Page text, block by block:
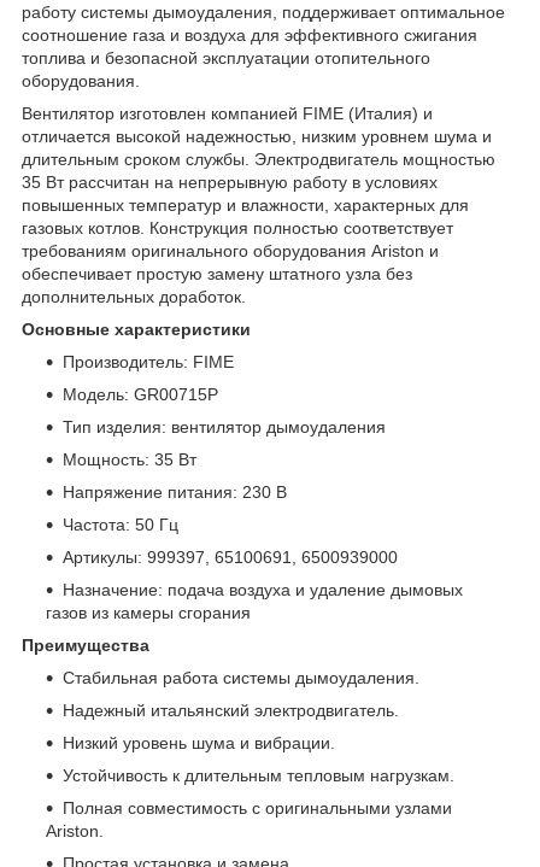
работу системы дымоудаления, поддерживает оптимальное
соотношение газа и воздуха для эффективного сжигания
топлива и безопасной эксплуатации отопительного
оборудования.
Вентилятор изготовлен компанией FIME (Италия) и
отличается высокой надежностью, низким уровнем шума и
длительным сроком службы. Электродвигатель мощностью
35 Вт рассчитан на непрерывную работу в условиях
повышенных температур и влажности, характерных для
газовых котлов. Конструкция полностью соответствует
требованиям оригинального оборудования Ariston и
обеспечивает простую замену штатного узла без
дополнительных доработок.
Основные характеристики
Производитель: FIME
Модель: GR00715P
Тип изделия: вентилятор дымоудаления
Мощность: 35 Вт
Напряжение питания: 230 В
Частота: 50 Гц
Артикулы: 999397, 65100691, 6500939000
Назначение: подача воздуха и удаление дымовых
газов из камеры сгорания
Преимущества
Стабильная работа системы дымоудаления.
Надежный итальянский электродвигатель.
Низкий уровень шума и вибрации.
Устойчивость к длительным тепловым нагрузкам.
Полная совместимость с оригинальными узлами
Ariston.
Простая установка и замена.